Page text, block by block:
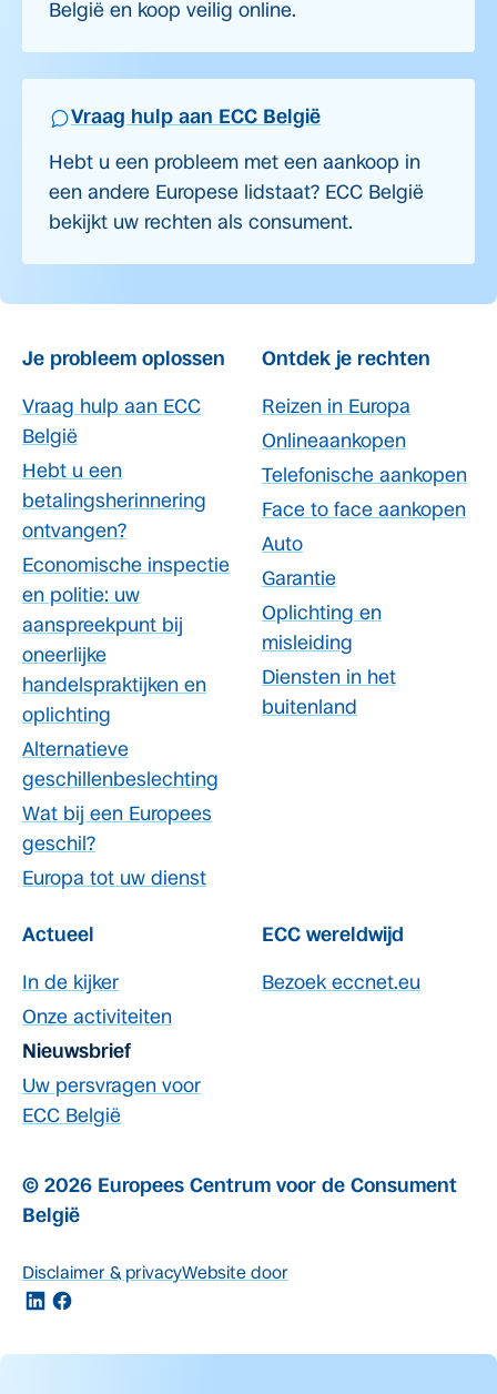
België en koop veilig online.
Vraag hulp aan ECC België
Hebt u een probleem met een aankoop in
een andere Europese lidstaat? ECC België
bekijkt uw rechten als consument.
Je probleem oplossen
Vraag hulp aan ECC
België
Hebt u een
betalingsherinnering
ontvangen?
Economische inspectie
en politie: uw
aanspreekpunt bij
oneerlijke
handelspraktijken en
oplichting
Alternatieve
geschillenbeslechting
Wat bij een Europees
geschil?
Europa tot uw dienst
Ontdek je rechten
Reizen in Europa
Onlineaankopen
Telefonische aankopen
Face to face aankopen
Auto
Garantie
Oplichting en
misleiding
Diensten in het
buitenland
Actueel
In de kijker
Onze activiteiten
Nieuwsbrief
Uw persvragen voor
ECC België
ECC wereldwijd
Bezoek eccnet.eu
© 2026 Europees Centrum voor de Consument
België
Disclaimer & privacyWebsite door